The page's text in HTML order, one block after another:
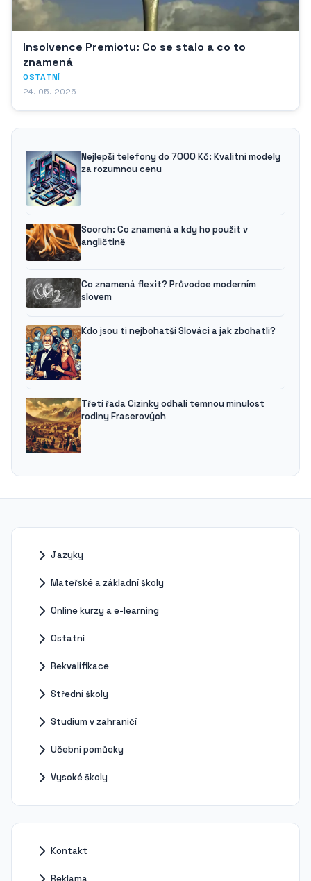
Insolvence Premiotu: Co se stalo a co to
znamená
OSTATNÍ
24. 05. 2026
Nejlepší telefony do 7000 Kč: Kvalitní modely
za rozumnou cenu
Scorch: Co znamená a kdy ho použít v
angličtině
Co znamená flexit? Průvodce moderním
slovem
Kdo jsou ti nejbohatší Slováci a jak zbohatli?
Třetí řada Cizinky odhalí temnou minulost
rodiny Fraserových
Jazyky
Mateřské a základní školy
Online kurzy a e-learning
Ostatní
Rekvalifikace
Střední školy
Studium v zahraničí
Učební pomůcky
Vysoké školy
Kontakt
Reklama